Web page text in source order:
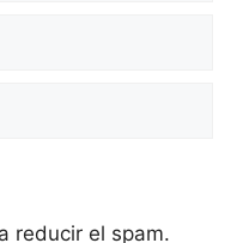
reducir el spam.